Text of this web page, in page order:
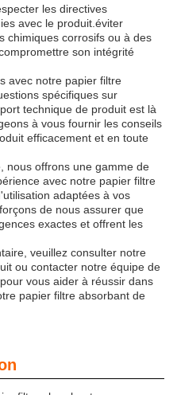
les directives
avec le produit.éviter
chimiques corrosifs ou à des
son intégrité
avec notre papier filtre
spécifiques sur
technique de produit est là
à vous fournir les conseils
efficacement et en toute
nous offrons une gamme de
avec notre papier filtre
adaptées à vos
de nous assurer que
exactes et offrent les
veuillez consulter notre
ou contacter notre équipe de
vous aider à réussir dans
papier filtre absorbant de